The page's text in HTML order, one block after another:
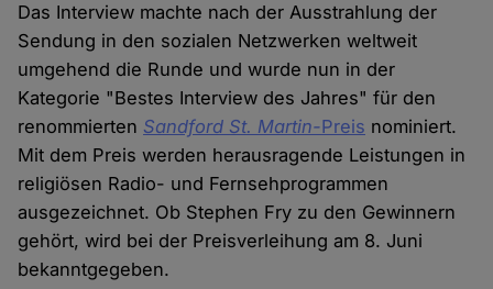
Das Interview machte nach der Ausstrahlung der
Sendung in den sozialen Netzwerken weltweit
umgehend die Runde und wurde nun in der
Kategorie "Bestes Interview des Jahres" für den
renommierten Sandford St. Martin-Preis nominiert.
Mit dem Preis werden herausragende Leistungen in
religiösen Radio- und Fernsehprogrammen
ausgezeichnet. Ob Stephen Fry zu den Gewinnern
gehört, wird bei der Preisverleihung am 8. Juni
bekanntgegeben.